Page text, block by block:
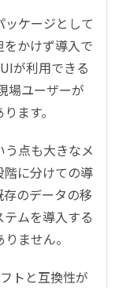
ケージとして
かけず導入で
が利用できる
場ユーザーが
ます。
点も大きなメ
階に分けての導
のデータの移
ムを導入する
ません。
トと互換性が